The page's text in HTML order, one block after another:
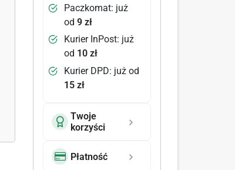
Paczkomat: już
od9 zł
Kurier InPost: już
od 10 zł
Kurier DPD: już od
15 zł
Twoje
korzyści
Płatność